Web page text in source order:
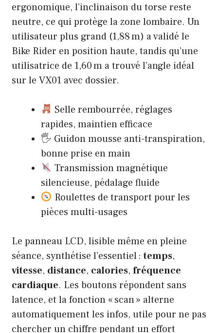
ergonomique, l’inclinaison du torse reste
neutre, ce qui protège la zone lombaire. Un
utilisateur plus grand (1,88 m) a validé le
Bike Rider en position haute, tandis qu’une
utilisatrice de 1,60 m a trouvé l’angle idéal
sur le VX01 avec dossier.
Selle rembourrée, réglages
rapides, maintien efficace
🖐️ Guidon mousse anti-transpiration,
bonne prise en main
Transmission magnétique
silencieuse, pédalage fluide
Roulettes de transport pour les
pièces multi-usages
Le panneau LCD, lisible même en pleine
séance, synthétise l’essentiel :temps,
vitesse, distance, calories, fréquence
cardiaque. Les boutons répondent sans
latence, et la fonction « scan » alterne
automatiquement les infos, utile pour ne pas
chercher un chiffre pendant un effort